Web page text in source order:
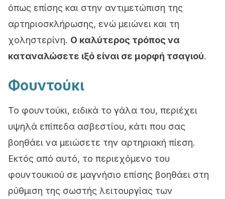
όπως επίσης και στην αντιμετώπιση της
αρτηριοσκλήρωσης, ενώ μειώνει και τη
χοληστερίνη. Ο καλύτερος τρόπος να
καταναλώσετε ιξό είναι σε μορφή τσαγιού.
Φουντούκι
Το φουντούκι, ειδικά το γάλα του, περιέχει
υψηλά επίπεδα ασβεστίου, κάτι που σας
βοηθάει να μειώσετε την αρτηριακή πίεση.
Εκτός από αυτό, το περιεχόμενο του
φουντουκιού σε μαγνήσιο επίσης βοηθάει στη
ρύθμιση της σωστής λειτουργίας των